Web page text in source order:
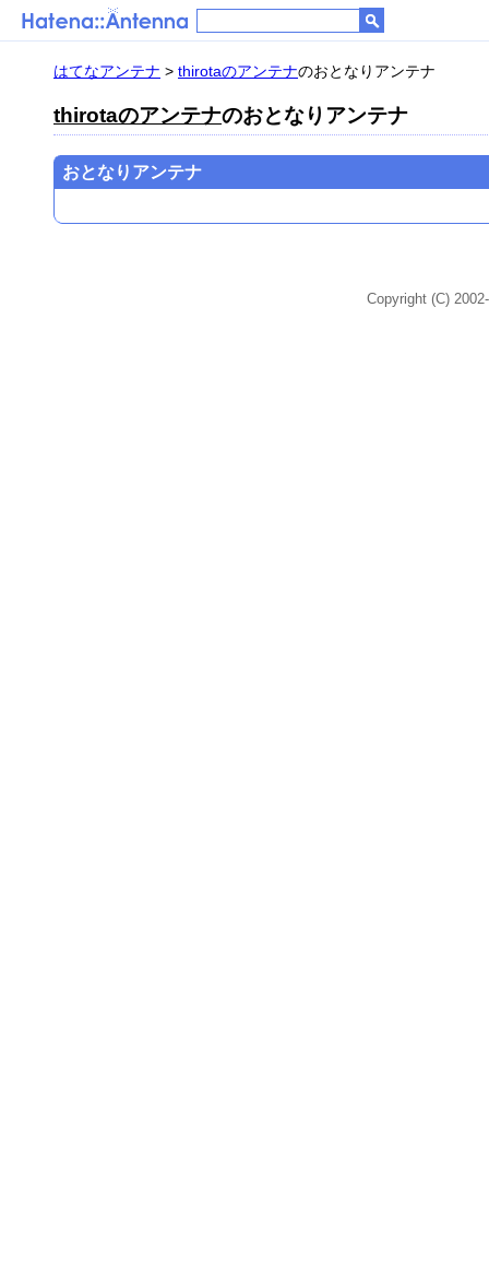
はてなアンテナ > thirotaのアンテナのおとなりアンテナ
thirotaのアンテナのおとなりアンテナ
おとなりアンテナ
Copyright (C)